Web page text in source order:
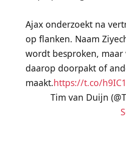
Ajax onderzoekt na
op flanken. Naam
wordt besproken, maar
daarop doorpakt of
maakt.https://t.co/